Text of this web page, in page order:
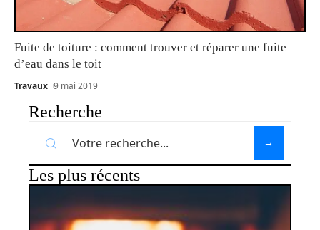
Fuite de toiture : comment trouver et réparer une fuite
d’eau dans le toit
Travaux 9 mai 2019
Recherche
Les plus récents